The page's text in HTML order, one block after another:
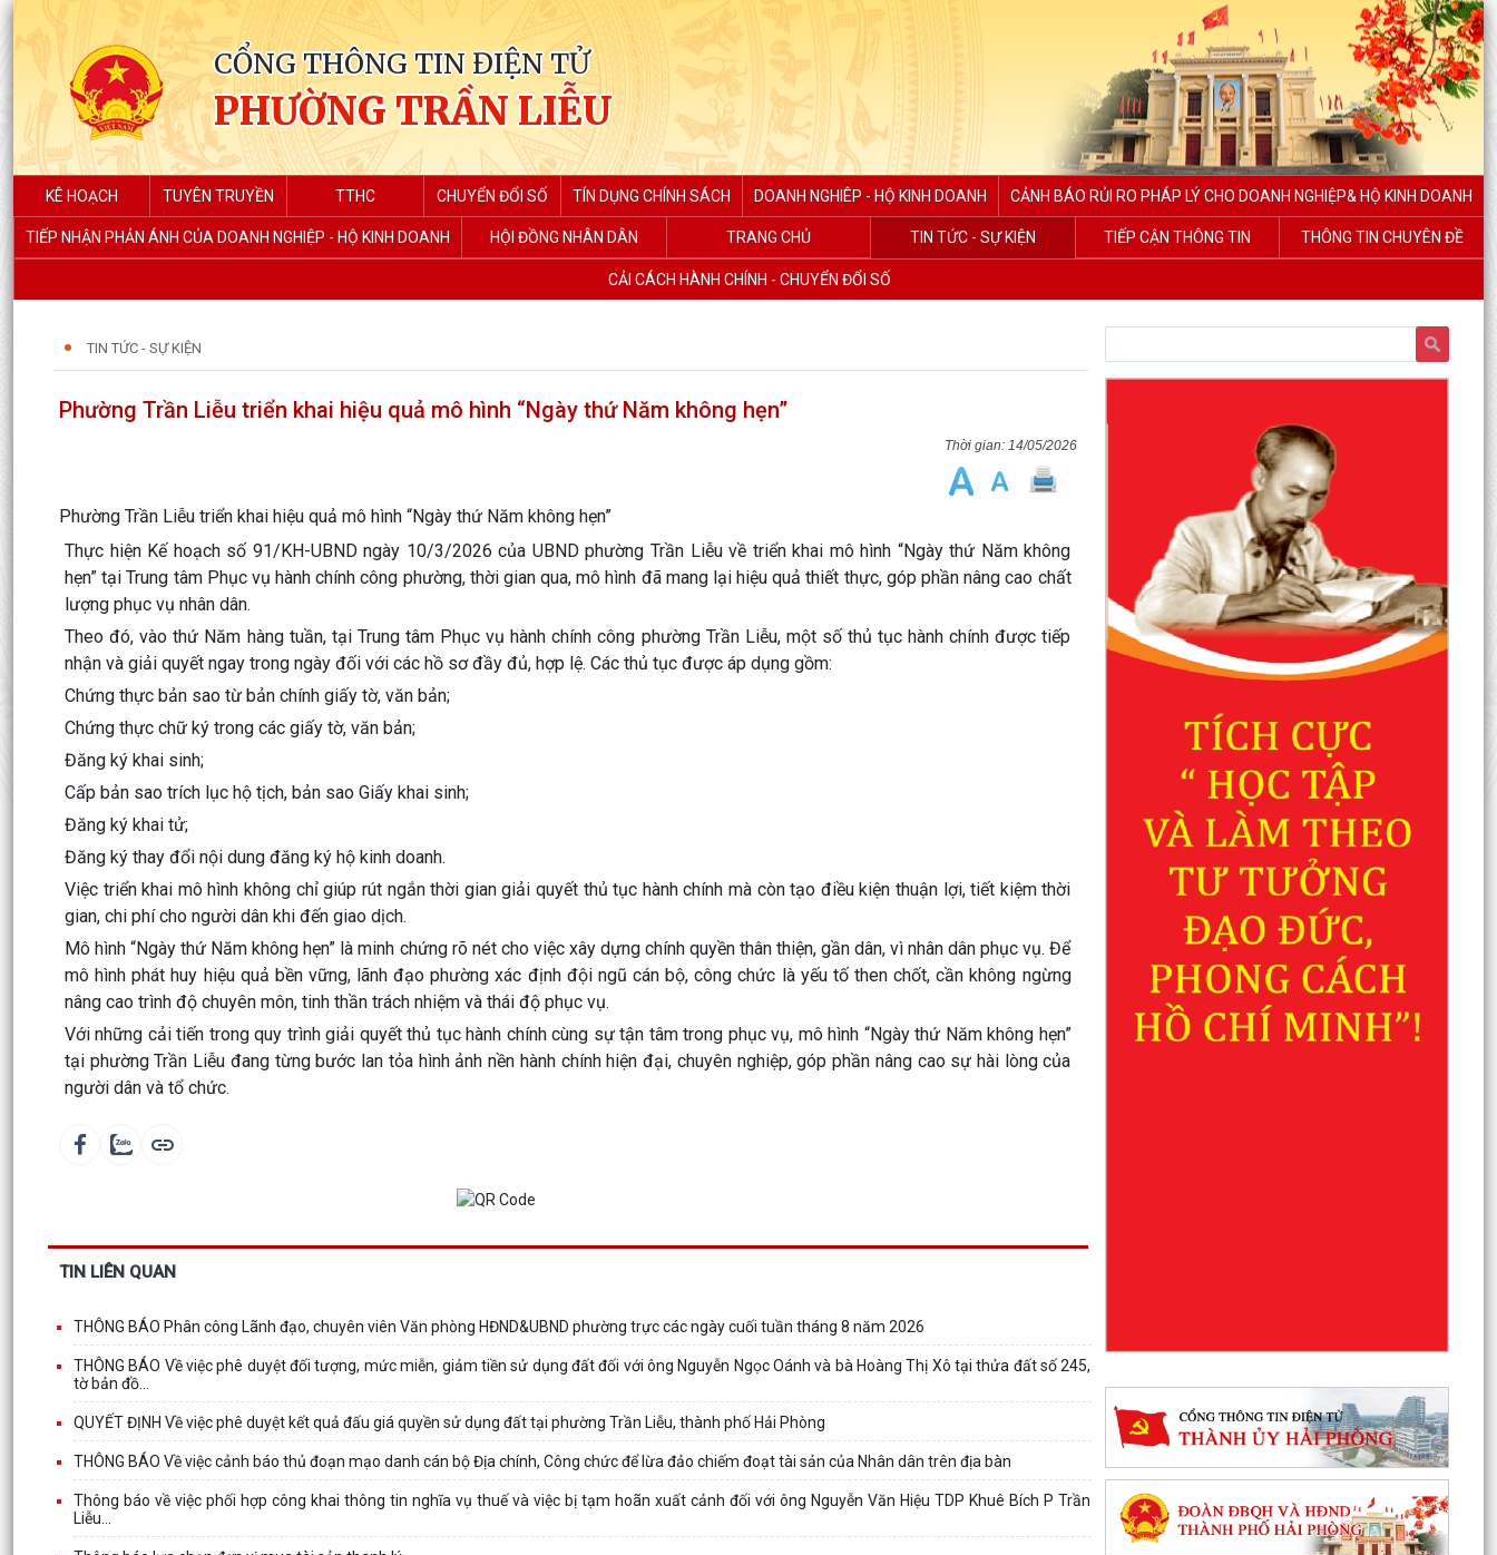
CỔNG THÔNG TIN ĐIỆN TỬ
PHƯỜNG TRẦN LIỄU
KÊ HOẠCH TUYÊN TRUYỀN TTHC CHUYỂN ĐỔI SỐ TÍN DỤNG CHÍNH SÁCH DOANH NGHIÊP - HỘ KINH DOANH CẢNH BÁO RỦI RO PHÁP LÝ CHO DOANH NGHIỆP& HỘ KINH DOANH
TIẾP NHẬN PHẢN ÁNH CỦA DOANH NGHIỆP - HỘ KINH DOANH HỘI ĐỒNG NHÂN DÂN TRANG CHỦ TIN TỨC - SỰ KIỆN TIẾP CẬN THÔNG TIN THÔNG TIN CHUYÊN ĐỀ
CẢI CÁCH HÀNH CHÍNH - CHUYỂN ĐỔI SỐ
TIN TỨC - SỰ KIỆN
Phường Trần Liễu triển khai hiệu quả mô hình “Ngày thứ Năm không hẹn”
14/05/2026
Phường Trần Liễu triển khai hiệu quả mô hình “Ngày thứ Năm không hẹn”
Thực hiện Kế hoạch số 91/KH-UBND ngày 10/3/2026 của UBND phường Trần Liễu về triển khai mô hình “Ngày thứ Năm không
hẹn” tại Trung tâm Phục vụ hành chính công phường, thời gian qua, mô hình đã mang lại hiệu quả thiết thực, góp phần nâng cao chất
lượng phục vụ nhân dân.
Theo đó, vào thứ Năm hàng tuần, tại Trung tâm Phục vụ hành chính công phường Trần Liễu, một số thủ tục hành chính được tiếp
nhận và giải quyết ngay trong ngày đối với các hồ sơ đầy đủ, hợp lệ. Các thủ tục được áp dụng gồm:
Chứng thực bản sao từ bản chính giấy tờ, văn bản;
Chứng thực chữ ký trong các giấy tờ, văn bản;
Đăng ký khai sinh;
Cấp bản sao trích lục hộ tịch, bản sao Giấy khai sinh;
Đăng ký khai tử;
Đăng ký thay đổi nội dung đăng ký hộ kinh doanh.
Việc triển khai mô hình không chỉ giúp rút ngắn thời gian giải quyết thủ tục hành chính mà còn tạo điều kiện thuận lợi, tiết kiệm thời
gian, chi phí cho người dân khi đến giao dịch.
Mô hình “Ngày thứ Năm không hẹn” là minh chứng rõ nét cho việc xây dựng chính quyền thân thiện, gần dân, vì nhân dân phục vụ. Để
mô hình phát huy hiệu quả bền vững, lãnh đạo phường xác định đội ngũ cán bộ, công chức là yếu tố then chốt, cần không ngừng
nâng cao trình độ chuyên môn, tinh thần trách nhiệm và thái độ phục vụ.
Với những cải tiến trong quy trình giải quyết thủ tục hành chính cùng sự tận tâm trong phục vụ, mô hình “Ngày thứ Năm không hẹn”
tại phường Trần Liễu đang từng bước lan tỏa hình ảnh nền hành chính hiện đại, chuyên nghiệp, góp phần nâng cao sự hài lòng của
người dân và tổ chức.
TIN LIÊN QUAN
THÔNG BÁO Phân công Lãnh đạo, chuyên viên Văn phòng HĐND&UBND phường trực các ngày cuối tuần tháng 8 năm 2026
THÔNG BÁO Về việc phê duyệt đối tượng, mức miễn, giảm tiền sử dụng đất đối với ông Nguyễn Ngọc Oánh và bà Hoàng Thị Xô tại thửa đất số 245,
tờ bản đồ...
QUYẾT ĐỊNH Về việc phê duyệt kết quả đấu giá quyền sử dụng đất tại phường Trần Liễu, thành phố Hải Phòng
THÔNG BÁO Về việc cảnh báo thủ đoạn mạo danh cán bộ Địa chính, Công chức để lừa đảo chiếm đoạt tài sản của Nhân dân trên địa bàn
Thông báo về việc phối hợp công khai thông tin nghĩa vụ thuế và việc bị tạm hoãn xuất cảnh đối với ông Nguyễn Văn Hiệu TDP Khuê Bích P Trần
Liễu...